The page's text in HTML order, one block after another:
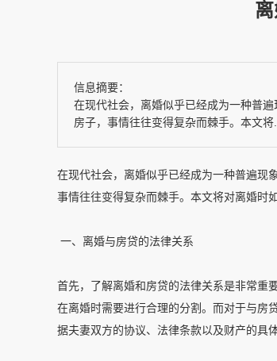
信息摘要：
在现代社会，离婚似乎已经成为一种普
房子，事情往往变得复杂而棘手。本文将...
在现代社会，离婚似乎已经成为一种普遍现
事情往往变得复杂而棘手。本文将对离婚时
一、离婚与房贷的法律关系
首先，了解离婚和房贷的法律关系是非常重
在离婚时需要进行合理的分割。而对于与房
据夫妻双方的协议、法律条款以及财产的具